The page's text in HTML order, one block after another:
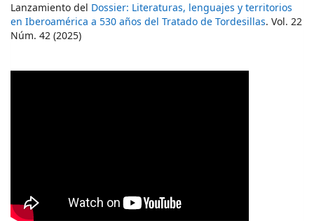
Lanzamiento del Dossier: Literaturas, lenguajes y territorios
en Iberoamérica a 530 años del Tratado de Tordesillas. Vol. 22
Núm. 42 (2025)